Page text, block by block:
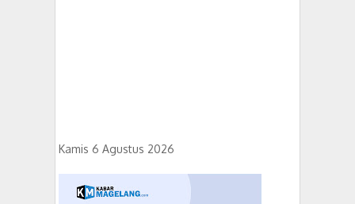
Kamis 6 Agustus 2026